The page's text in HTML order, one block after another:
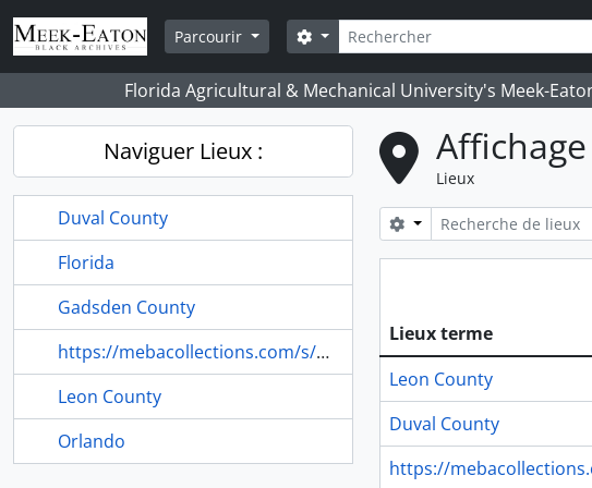
Skip to main content
Parcourir
Rechercher
Search options
Florida Agricultural & Mechanical University's Meek-
Naviguer Lieux :
Duval County
Florida
Gadsden County
https://mebacollections.com/s/digitalarchive/item/6369#lg=1&slide=0
Leon County
Orlando
Lieux
Search options
Lieux terme
Leon County
Duval County
https://